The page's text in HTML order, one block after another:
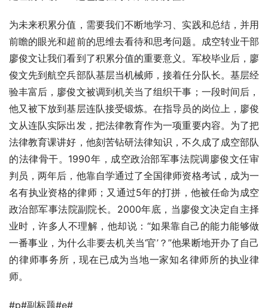
为未来积累分值，需要我们不断地学习、实践和总结，并用
前瞻的眼光和超前的思维去看待和思考问题。成空转业干部
廖俊文让我们看到了积累分值的重要意义。军校毕业后，廖
俊文先到航空兵部队基层当机械师，接着任分队长。基层经
验丰富后，廖俊文被调到机关当了组织干事；一段时间后，
他又被下放到基层连队接受锻炼。在指导员的岗位上，廖俊
文从连队实际出发，把法律教育作为一项重要内容。为了把
法律教育课讲好，他刻苦钻研法律知识，不久成了成空部队
的法律骨干。1990年，成空政治部军事法院调廖俊文任审
判员，两年后，他靠自学通过了全国律师资格考试，成为一
名有执业资格的律师；又通过5年的打拼，他被任命为成空
政治部军事法院副院长。2000年底，当廖俊文决定自主择
业时，许多人不理解，他却说：“如果靠自己的能力能够做
一番事业，为什么非要去机关当‘官’？”他果断地开办了自己
的律师事务所，现在已成为当地一家知名律师所的执业律
师。
#p#副标题#e#